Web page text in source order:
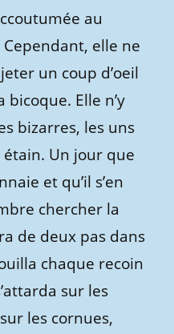
au
elle ne
un coup d’oeil
Elle n’y
bizarres, les uns
Un jour que
et qu’il s’en
chercher la
de deux pas dans
chaque recoin
sur les
les cornues,